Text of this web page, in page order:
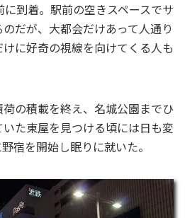
到着。駅前の空きスペースでサ
だが、大都会だけあって人通り
に好奇の視線を向けてくる人も
の積載を終え、名城公園までひ
た東屋を見つける頃には日も変
宿を開始し眠りに就いた。